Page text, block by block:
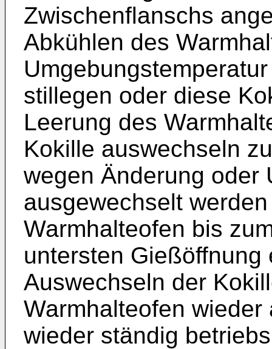
Zwischenflanschs
Abkühlen des
stillegen oder diese
Leerung des
Kokille auswechseln
wegen Änderung oder
ausgewechselt
Warmhalteofen bis
untersten Gießöffnung
Auswechseln der
Warmhalteofen
wieder ständig